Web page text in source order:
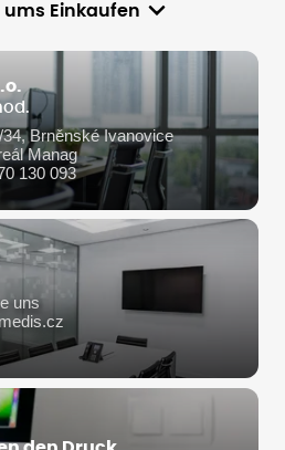
ums Einkaufen
Brněnské Ivanovice
Manag
130 093
uns